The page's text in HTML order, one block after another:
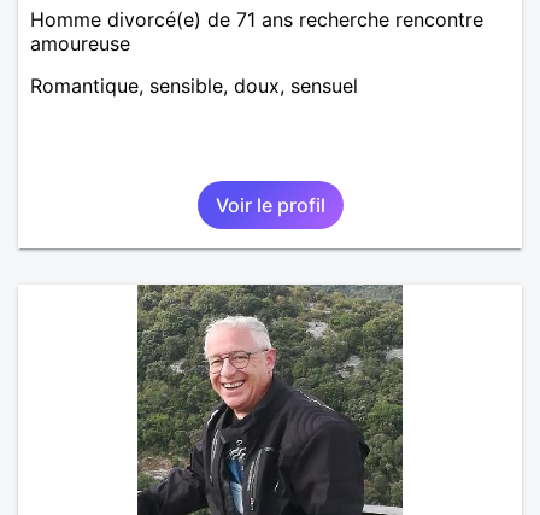
Homme divorcé(e) de 71 ans recherche rencontre
amoureuse
Romantique, sensible, doux, sensuel
Voir le profil